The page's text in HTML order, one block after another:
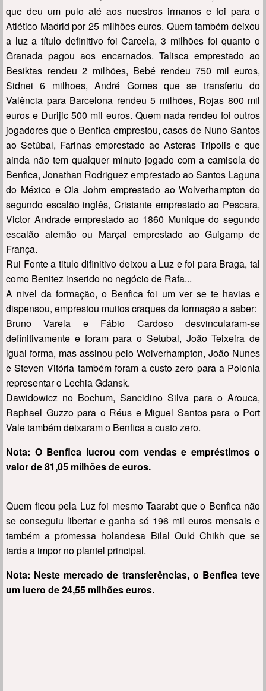
que deu um pulo até aos nuestros irmanos e foi para o
Atlético Madrid por 25 milhões euros. Quem também deixou
a luz a título definitivo foi Carcela, 3 milhões foi quanto o
Granada pagou aos encarnados. Talisca emprestado ao
Besiktas rendeu 2 milhões, Bebé rendeu 750 mil euros,
Sidnei 6 milhoes, André Gomes que se transferiu do
Valência para Barcelona rendeu 5 milhões, Rojas 800 mil
euros e Durijic 500 mil euros. Quem nada rendeu foi outros
jogadores que o Benfica emprestou, casos de Nuno Santos
ao Setúbal, Farinas emprestado ao Asteras Tripolis e que
ainda não tem qualquer minuto jogado com a camisola do
Benfica, Jonathan Rodriguez emprestado ao Santos Laguna
do México e Ola Johm emprestado ao Wolverhampton do
segundo escalão inglês, Cristante emprestado ao Pescara,
Victor Andrade emprestado ao 1860 Munique do segundo
escalão alemão ou Marçal emprestado ao Guigamp de
França.
Rui Fonte a titulo difinitivo deixou a Luz e foi para Braga, tal
como Benitez inserido no negócio de Rafa...
A nivel da formação, o Benfica foi um ver se te havias e
dispensou, emprestou muitos craques da formação a saber:
Bruno Varela e Fábio Cardoso desvincularam-se
definitivamente e foram para o Setubal, João Teixeira de
igual forma, mas assinou pelo Wolverhampton, João Nunes
e Steven Vitória também foram a custo zero para a Polonia
representar o Lechia Gdansk.
Dawidowicz no Bochum, Sancidino Silva para o Arouca,
Raphael Guzzo para o Réus e Miguel Santos para o Port
Vale também deixaram o Benfica a custo zero.
Nota: O Benfica lucrou com vendas e empréstimos o
valor de 81,05 milhões de euros.
Quem ficou pela Luz foi mesmo Taarabt que o Benfica não
se conseguiu libertar e ganha só 196 mil euros mensais e
também a promessa holandesa Bilal Ould Chikh que se
tarda a impor no plantel principal.
Nota: Neste mercado de transferências, o Benfica teve
um lucro de 24,55 milhões euros.